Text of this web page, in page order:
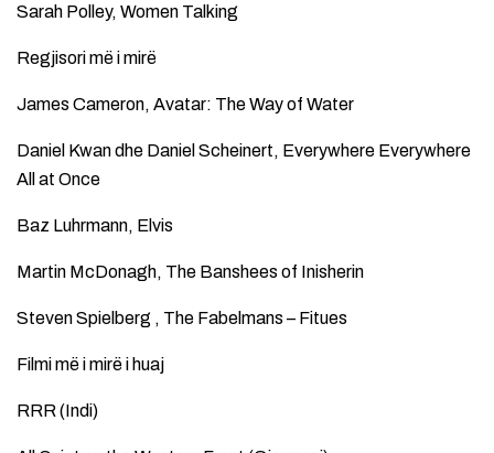
Sarah Polley, Women Talking
Regjisori më i mirë
James Cameron, Avatar: The Way of Water
Daniel Kwan dhe Daniel Scheinert, Everywhere Everywhere
All at Once
Baz Luhrmann, Elvis
Martin McDonagh, The Banshees of Inisherin
Steven Spielberg , The Fabelmans – Fitues
Filmi më i mirë i huaj
RRR (Indi)